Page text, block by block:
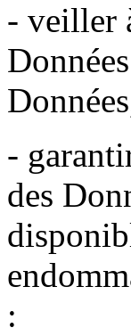
- veiller
-
des
: